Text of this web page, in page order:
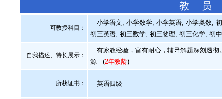
教 员
可教授科目：
小学语文, 小学数学, 小学英语, 小学奥数,
初三英语, 初三数学, 初三物理, 初三化学, 初
自我描述、特长展示 ：
有家教经验，富有耐心，辅导解题深刻透彻
源 (2年教龄)
所获证书 ： 英语四级